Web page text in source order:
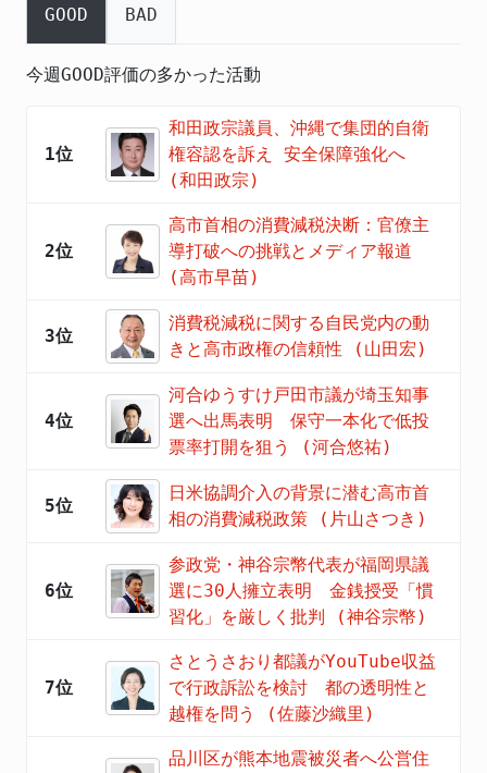
GOOD BAD
今週GOOD評価の多かった活動
1位
和田政宗議員、沖縄で集団的自衛
権容認を訴え 安全保障強化へ
(和田政宗)
2位
高市首相の消費減税決断：官僚主
導打破への挑戦とメディア報道
(高市早苗)
3位
消費税減税に関する自民党内の動
きと高市政権の信頼性 (山田宏)
4位
河合ゆうすけ戸田市議が埼玉知事
選へ出馬表明 保守一本化で低投
票率打開を狙う (河合悠祐)
5位
日米協調介入の背景に潜む高市首
相の消費減税政策 (片山さつき)
6位
参政党・神谷宗幣代表が福岡県議
選に30人擁立表明 金銭授受「慣
習化」を厳しく批判 (神谷宗幣)
7位
さとうさおり都議がYouTube収益
で行政訴訟を検討 都の透明性と
越権を問う (佐藤沙織里)
品川区が熊本地震被災者へ公営住